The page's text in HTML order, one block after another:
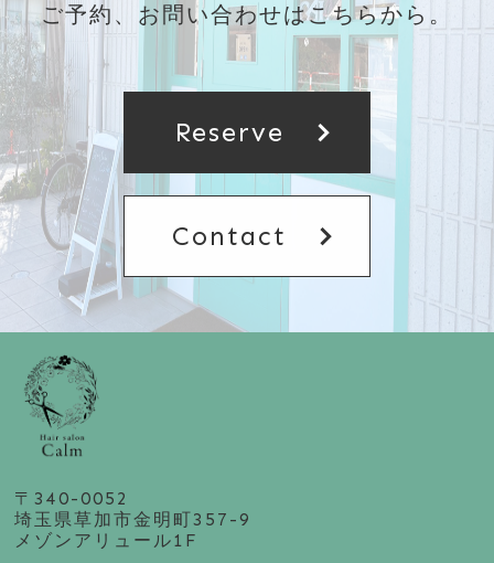
ご予約、お問い合わせはこちらから。
Reserve chevron_right
Contact chevron_right
〒340-0052
埼玉県草加市金明町357-9
メゾンアリュール1F